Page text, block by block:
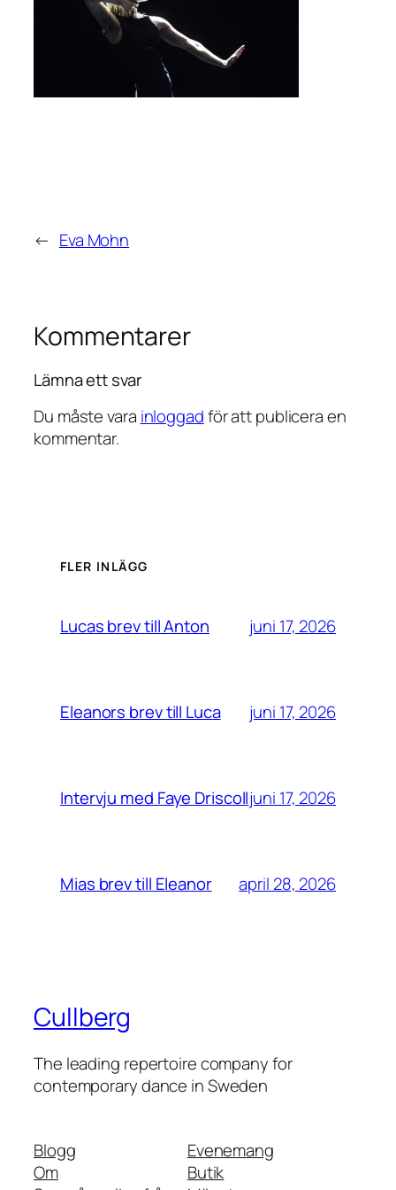
← Eva Mohn
Kommentarer
Lämna ett svar
Du måste vara inloggadför att publicera en
kommentar.
FLER INLÄGG
Lucas brev till Anton juni 17, 2026
Eleanors brev till Luca juni 17, 2026
Intervju med Faye Driscolljuni 17, 2026
Mias brev till Eleanor april 28, 2026
Cullberg
The leading repertoire company for
contemporary dance in Sweden
Blogg
Om
Evenemang
Butik